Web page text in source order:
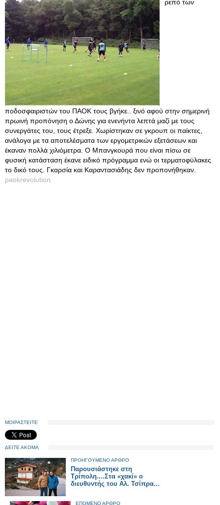
ρεπό των
ποδοσφαιριστών του ΠΑΟΚ τους βγήκε.. ξινό αφού στην σημερινή
πρωινή προπόνηση ο Δώνης για ενενήντα λεπτά μαζί με τους
συνεργάτες του, τους έτρεξε. Χωρίστηκαν σε γκρουπ οι παίκτες,
ανάλογα με τα αποτελέσματα των εργομετρικών εξετάσεων και
έκαναν πολλά χιλιόμετρα. Ο Μπανγκουρά που είναι πίσω σε
φυσική κατάσταση έκανε ειδικό πρόγραμμα ενώ οι τερματοφύλακες
το δικό τους. Γκαρσία και Καραντασιάδης δεν προπονήθηκαν.
paokrevolution
ΜΟΙΡΑΣΤΕΙΤΕ
ΔΕΙΤΕ ΑΚΟΜΑ
ΠΡΟΗΓΟΥΜΕΝΟ ΑΡΘΡΟ
Παρουσιάστηκε στη
Τρίπολη....Στα «χακί» ο
διευθυντής του Αλ. Τσίπρα...
ΕΠΟΜΕΝΟ ΑΡΘΡΟ